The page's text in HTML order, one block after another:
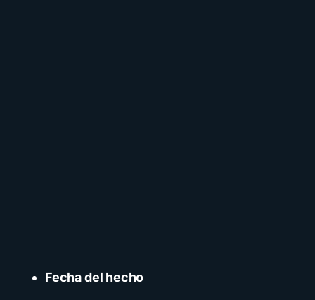
Fecha del hecho